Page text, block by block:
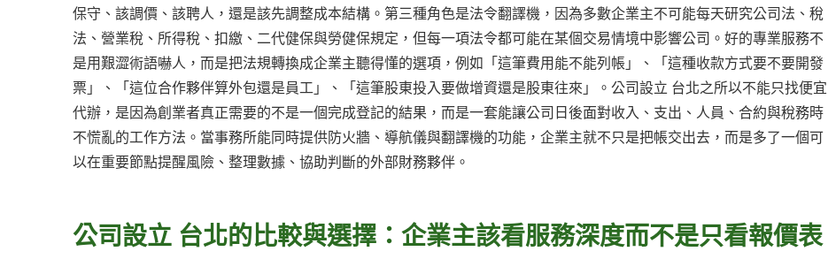
保守、該調價、該聘人，還是該先調整成本結構。第三種角色是法令翻譯機，因為多數企業主不可能每天研究公司法、稅
法、營業稅、所得稅、扣繳、二代健保與勞健保規定，但每一項法令都可能在某個交易情境中影響公司。好的專業服務不
是用艱澀術語嚇人，而是把法規轉換成企業主聽得懂的選項，例如「這筆費用能不能列帳」、「這種收款方式要不要開發
票」、「這位合作夥伴算外包還是員工」、「這筆股東投入要做增資還是股東往來」。公司設立 台北之所以不能只找便宜
代辦，是因為創業者真正需要的不是一個完成登記的結果，而是一套能讓公司日後面對收入、支出、人員、合約與稅務時
不慌亂的工作方法。當事務所能同時提供防火牆、導航儀與翻譯機的功能，企業主就不只是把帳交出去，而是多了一個可
以在重要節點提醒風險、整理數據、協助判斷的外部財務夥伴。
公司設立 台北的比較與選擇：企業主該看服務深度而不是只看報價表